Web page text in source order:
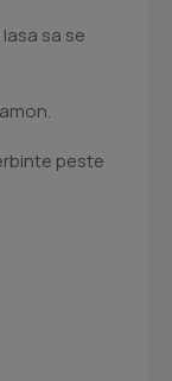
sa se
peste